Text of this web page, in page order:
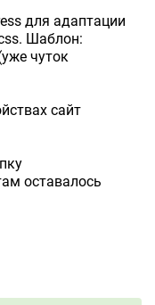
для адаптации
Шаблон:
чуток
сайт
оставалось